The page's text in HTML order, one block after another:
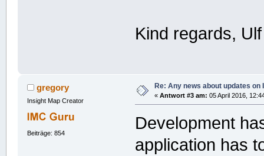
Kind regards, Ulf
gregory
Insight Map Creator
Beiträge: 854
Re: Any news about updates on
« Antwort #3 am: 05 April 2016,
Development
application has